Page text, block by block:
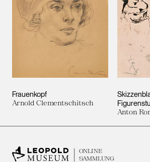
Frauenkopf
Arnold Clementschitsch
Anton
ONLINE
SAMMLUNG